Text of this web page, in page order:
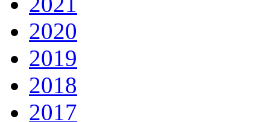
2020
2019
2018
2017